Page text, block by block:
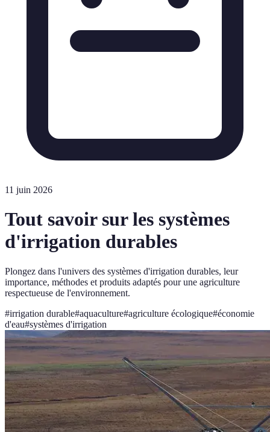
11 juin 2026
Tout savoir sur les systèmes
d'irrigation durables
Plongez dans l'univers des systèmes d'irrigation durables, leur
importance, méthodes et produits adaptés pour une agriculture
respectueuse de l'environnement.
#irrigation durable#aquaculture#agriculture écologique#économie
d'eau#systèmes d'irrigation